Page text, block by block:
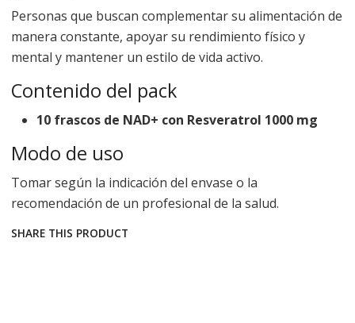
Personas que buscan complementar su alimentación de
manera constante, apoyar su rendimiento físico y
mental y mantener un estilo de vida activo.
Contenido del pack
10 frascos de NAD+ con Resveratrol 1000 mg
Modo de uso
Tomar según la indicación del envase o la
recomendación de un profesional de la salud.
SHARE THIS PRODUCT